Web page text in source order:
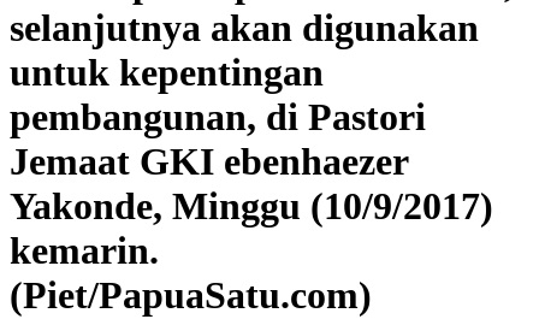
selanjutnya akan digunakan
untuk kepentingan
pembangunan, di Pastori
Jemaat GKI ebenhaezer
Yakonde, Minggu (10/9/2017)
kemarin.
(Piet/PapuaSatu.com)